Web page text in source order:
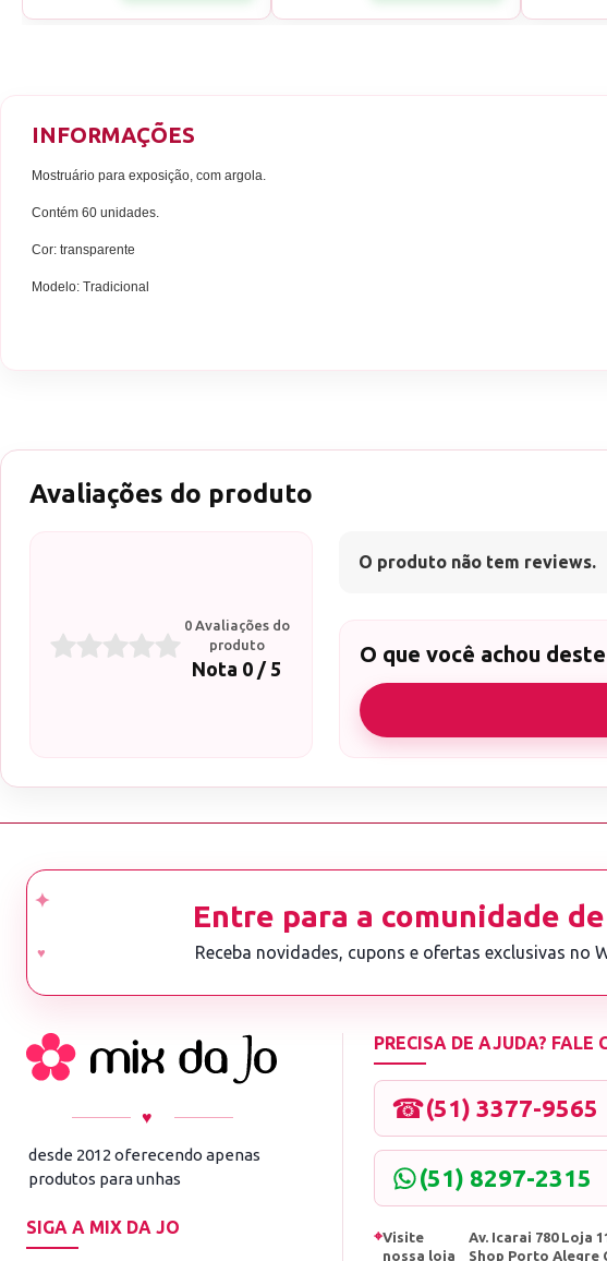
INFORMAÇÕES
Mostruário para exposição, com argola.
Contém 60 unidades.
Cor: transparente
Modelo: Tradicional
Avaliações do produto
0 Avaliações do
produto
Nota 0 / 5
O produto não tem reviews.
O que você achou
Entre para a comunidade
Receba novidades, cupons e ofertas exclusivas no
♥
desde 2012 oferecendo apenas
produtos para unhas
SIGA A MIX DA JO
PRECISA DE AJUDA? FALE
☎(51) 3377-9565
(51) 8297-2315
⌖Visite
nossa loja
Av. Icarai 780 Loja
Shop Porto Alegre